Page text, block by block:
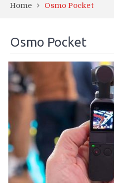
Home Osmo Pocket
Osmo Pocket